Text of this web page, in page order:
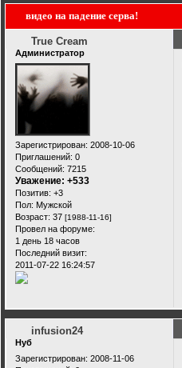
видео на падение серва!
True Cream
Администратор
Зарегистрирован: 2008-10-06
Приглашений: 0
Сообщений: 7215
Уважение: +533
Позитив: +3
Пол: Мужской
Возраст: 37 [1988-11-16]
Провел на форуме:
1 день 18 часов
Последний визит:
2011-07-22 16:24:57
infusion24
Нуб
Зарегистрирован: 2008-11-06